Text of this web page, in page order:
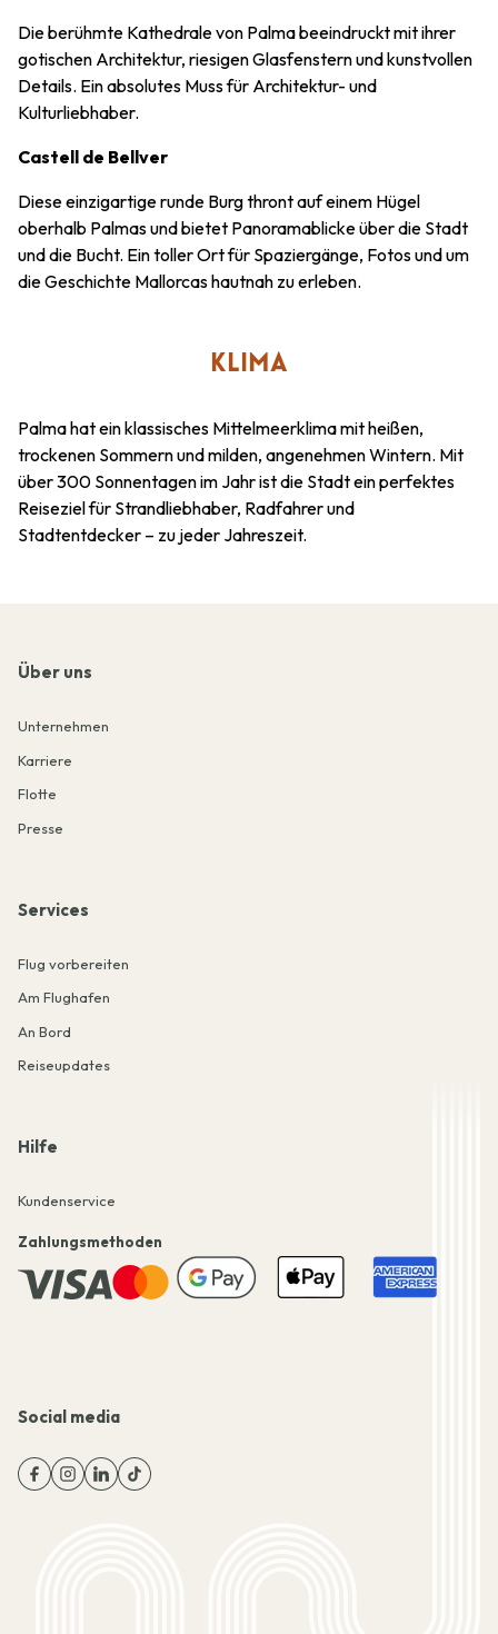
Die berühmte Kathedrale von Palma beeindruckt mit ihrer
gotischen Architektur, riesigen Glasfenstern und kunstvollen
Details. Ein absolutes Muss für Architektur- und
Kulturliebhaber.
Castell de Bellver
Diese einzigartige runde Burg thront auf einem Hügel
oberhalb Palmas und bietet Panoramablicke über die Stadt
und die Bucht. Ein toller Ort für Spaziergänge, Fotos und um
die Geschichte Mallorcas hautnah zu erleben.
KLIMA
Palma hat ein klassisches Mittelmeerklima mit heißen,
trockenen Sommern und milden, angenehmen Wintern. Mit
über 300 Sonnentagen im Jahr ist die Stadt ein perfektes
Reiseziel für Strandliebhaber, Radfahrer und
Stadtentdecker – zu jeder Jahreszeit.
Über uns
Unternehmen
Karriere
Flotte
Presse
Services
Flug vorbereiten
Am Flughafen
An Bord
Reiseupdates
Hilfe
Kundenservice
Zahlungsmethoden
Social media